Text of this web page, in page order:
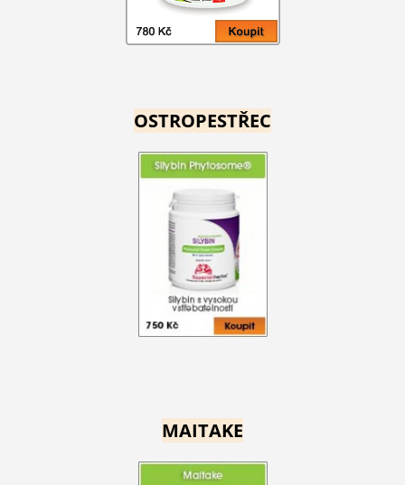
OSTROPESTŘEC
MAITAKE